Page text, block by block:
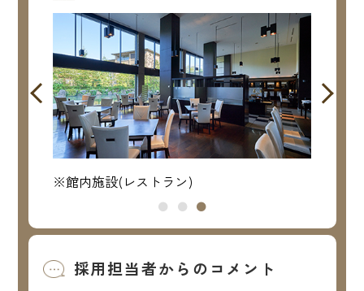
※館内施設(レストラン)
採用担当者からのコメント